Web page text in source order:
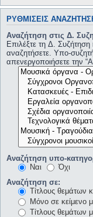
ΡΥΘΜΊΣΕΙΣ
Αναζήτηση στις Δ.
Επιλέξτε τη Δ. Συζήτηση
αναζητήσετε. Υπο-
απενεργοποιήσετε την
Αναζήτηση υπο-
Ναι
Όχι
Αναζήτηση σε:
Τίτλους θεμάτων
Μόνο σε κείμενο
Τίτλους θεμάτων